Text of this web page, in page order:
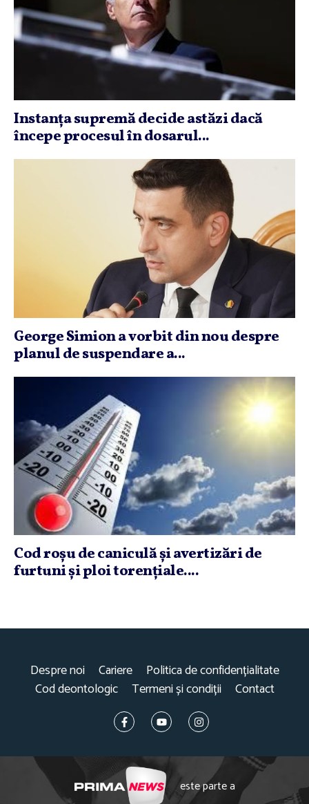
Instanţa supremă decide astăzi dacă
începe procesul în dosarul...
George Simion a vorbit din nou despre
planul de suspendare a...
Cod roşu de caniculă şi avertizări de
furtuni şi ploi torenţiale....
Despre noi Cariere
Politica de confidențialitate
Cod deontologic
Termeni și condiții Contact
este parte a